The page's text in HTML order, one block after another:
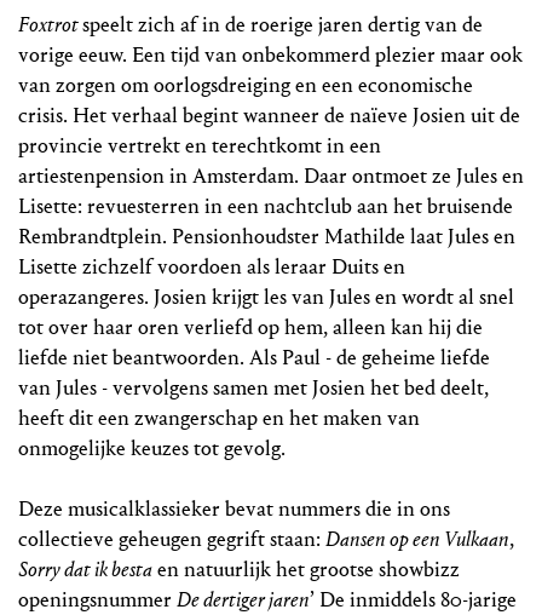
Foxtrotspeelt zich af in de roerige jaren dertig van de
vorige eeuw. Een tijd van onbekommerd plezier maar ook
van zorgen om oorlogsdreiging en een economische
crisis. Het verhaal begint wanneer de naïeve Josien uit de
provincie vertrekt en terechtkomt in een
artiestenpension in Amsterdam. Daar ontmoet ze Jules en
Lisette: revuesterren in een nachtclub aan het bruisende
Rembrandtplein. Pensionhoudster Mathilde laat Jules en
Lisette zichzelf voordoen als leraar Duits en
operazangeres. Josien krijgt les van Jules en wordt al snel
tot over haar oren verliefd op hem, alleen kan hij die
liefde niet beantwoorden. Als Paul - de geheime liefde
van Jules - vervolgens samen met Josien het bed deelt,
heeft dit een zwangerschap en het maken van
onmogelijke keuzes tot gevolg.
Deze musicalklassieker bevat nummers die in ons
collectieve geheugen gegrift staan: Dansen op een Vulkaan,
Sorry dat ik bestaen natuurlijk het grootse showbizz
openingsnummer De dertiger jaren’ De inmiddels 80-jarige